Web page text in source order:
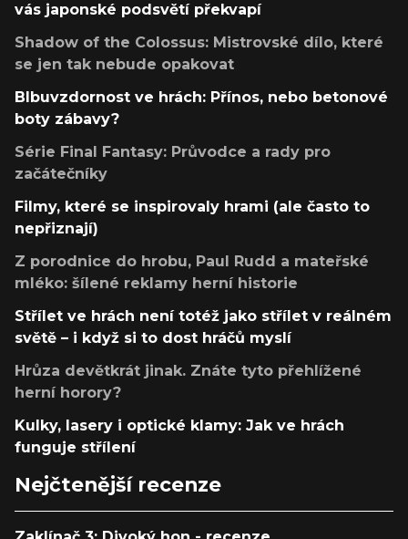
vás japonské podsvětí překvapí
Shadow of the Colossus: Mistrovské dílo, které
se jen tak nebude opakovat
Blbuvzdornost ve hrách: Přínos, nebo betonové
boty zábavy?
Série Final Fantasy: Průvodce a rady pro
začátečníky
Filmy, které se inspirovaly hrami (ale často to
nepřiznají)
Z porodnice do hrobu, Paul Rudd a mateřské
mléko: šílené reklamy herní historie
Střílet ve hrách není totéž jako střílet v reálném
světě – i když si to dost hráčů myslí
Hrůza devětkrát jinak. Znáte tyto přehlížené
herní horory?
Kulky, lasery i optické klamy: Jak ve hrách
funguje střílení
Nejčtenější recenze